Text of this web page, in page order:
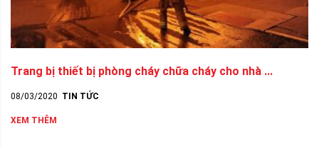
Trang bị thiết bị phòng cháy chữa cháy cho nhà ...
08/03/2020 TIN TỨC
XEM THÊM